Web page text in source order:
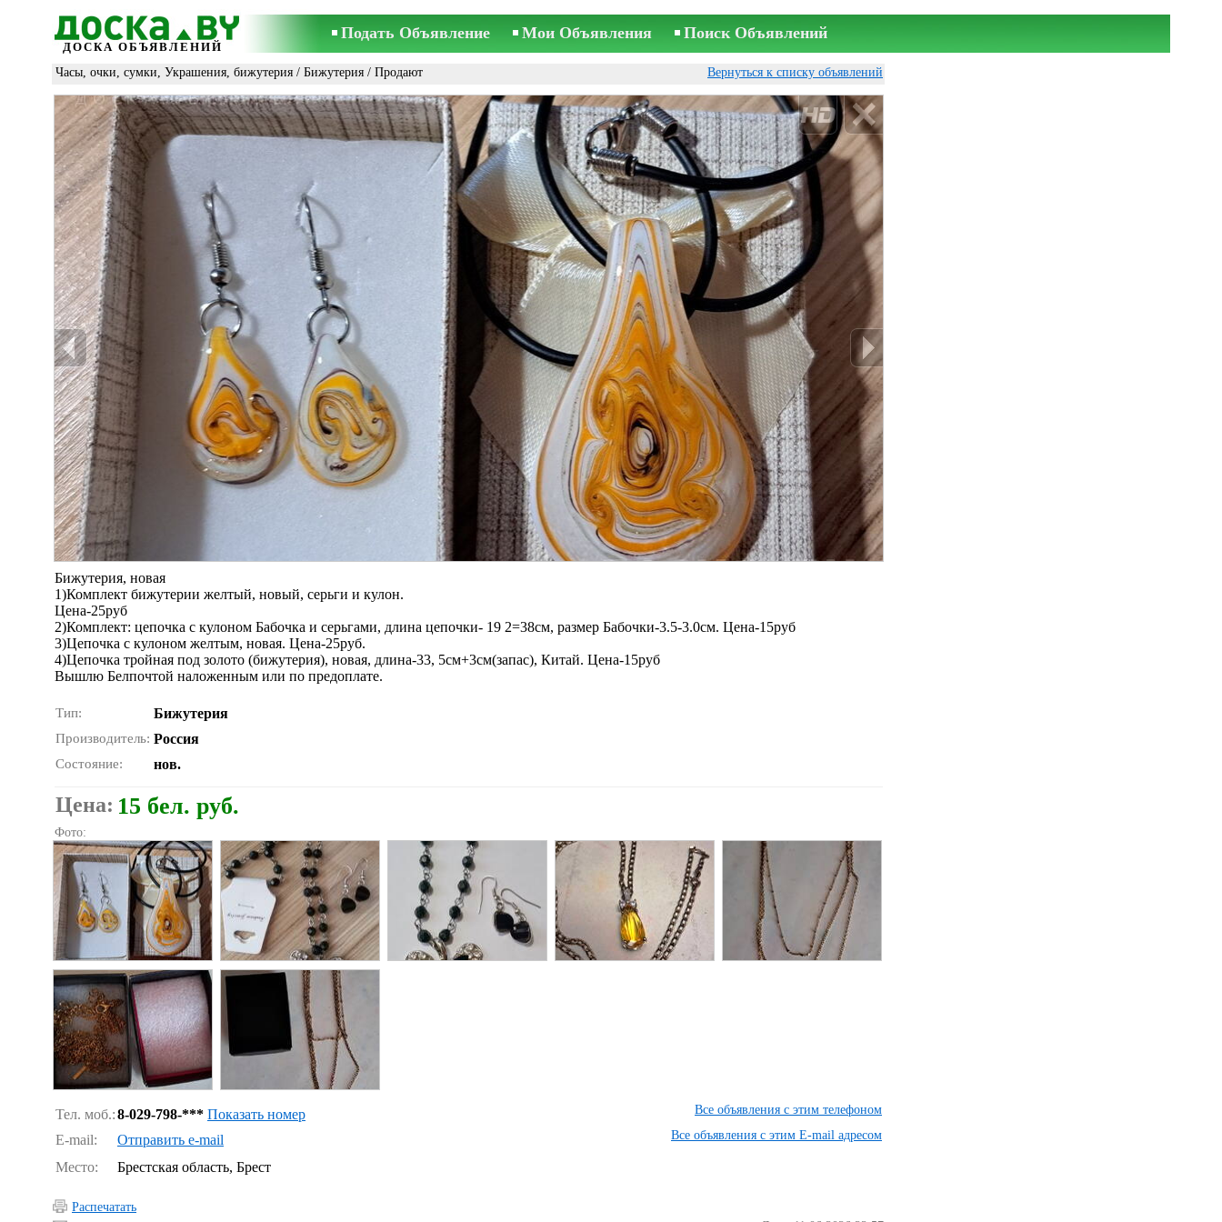
ДОСКА ОБЪЯВЛЕНИЙ
Подать Объявление Мои Объявления Поиск Объявлений
Часы, очки, сумки, Украшения, бижутерия / Бижутерия / Продают Вернуться к списку объявлений
Бижутерия, новая
1)Комплект бижутерии желтый, новый, серьги и кулон.
Цена-25руб
2)Комплект: цепочка с кулоном Бабочка и серьгами, длина цепочки- 19 2=38см, размер Бабочки-3.5-3.0см. Цена-15руб
3)Цепочка с кулоном желтым, новая. Цена-25руб.
4)Цепочка тройная под золото (бижутерия), новая, длина-33, 5см+3см(запас), Китай. Цена-15руб
Вышлю Белпочтой наложенным или по предоплате.
Тип: Бижутерия
Производитель: Россия
Состояние: нов.
Цена: 15 бел. руб.
Фото:
Тел. моб.:8-029-798-*** Показать номер Все объявления с этим телефоном
E-mail: Отправить e-mail Все объявления с этим E-mail адресом
Место: Брестская область, Брест
Распечатать